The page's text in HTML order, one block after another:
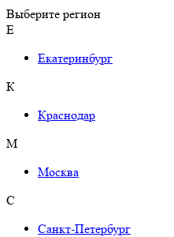
Выберите регион
Е
Екатеринбург
К
Краснодар
М
Москва
С
Санкт-Петербург